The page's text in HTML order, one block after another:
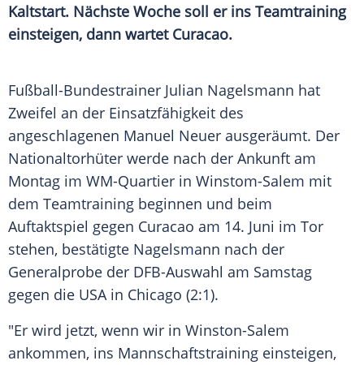
Kaltstart. Nächste Woche soll er ins Teamtraining
einsteigen, dann wartet Curacao.
Fußball-Bundestrainer Julian Nagelsmann hat
Zweifel an der Einsatzfähigkeit des
angeschlagenen Manuel Neuer ausgeräumt. Der
Nationaltorhüter werde nach der Ankunft am
Montag im WM-Quartier in Winstom-Salem mit
dem Teamtraining beginnen und beim
Auftaktspiel gegen Curacao am 14. Juni im Tor
stehen, bestätigte Nagelsmann nach der
Generalprobe der DFB-Auswahl am Samstag
gegen die USA in Chicago (2:1).
"Er wird jetzt, wenn wir in Winston-Salem
ankommen, ins Mannschaftstraining einsteigen,